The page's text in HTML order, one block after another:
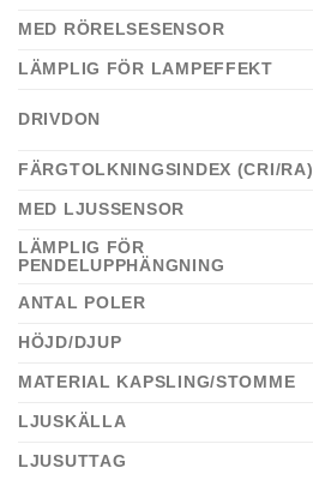
MED RÖRELSESENSOR
LÄMPLIG FÖR LAMPEFFEKT
DRIVDON
FÄRGTOLKNINGSINDEX (CRI/RA)
MED LJUSSENSOR
LÄMPLIG FÖR
PENDELUPPHÄNGNING
ANTAL POLER
HÖJD/DJUP
MATERIAL KAPSLING/STOMME
LJUSKÄLLA
LJUSUTTAG